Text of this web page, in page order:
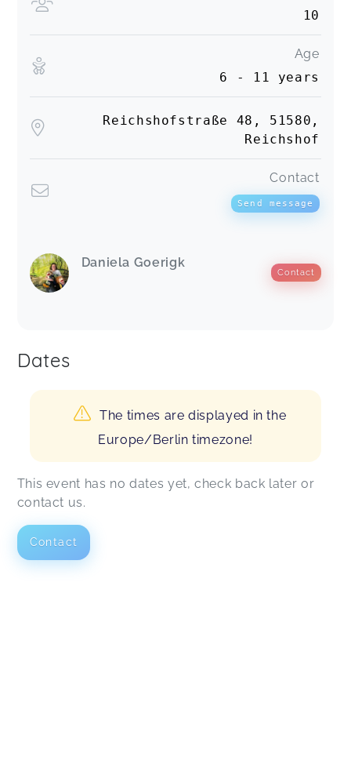
10
Age
6 - 11 years
Reichshofstraße 48, 51580,
Reichshof
Contact
Send message
Daniela Goerigk
Contact
Dates
The times are displayed in the
Europe/Berlin timezone!
This event has no dates yet, check back later or
contact us.
Contact